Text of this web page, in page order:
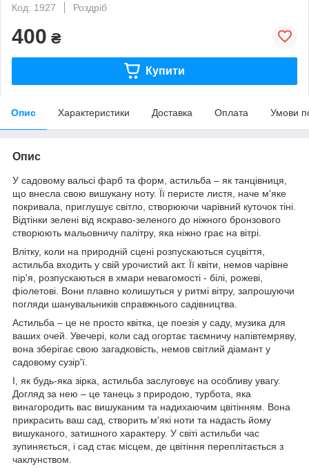
Код: 1927
Роздріб
400 ₴
Купити
Опис Характеристики Доставка Оплата Умови
Опис
У садовому вальсі фарб та форм, астильба – як танцівниця,
що внесла свою вишукану ноту. Її перисте листя, наче м'яке
покривала, приглушує світло, створюючи чарівний куточок тіні.
Відтінки зелені від яскраво-зеленого до ніжного бронзового
створюють мальовничу палітру, яка ніжно грає на вітрі.
Влітку, коли на природній сцені розпускаються суцвіття,
астильба входить у свій урочистий акт. Її квіти, немов чарівне
пір'я, розпускаються в хмари невагомості - білі, рожеві,
фіолетові. Вони плавно колишуться у ритмі вітру, запрошуючи
погляди шанувальників справжнього садівництва.
Астильба – це не просто квітка, це поезія у саду, музика для
ваших очей. Увечері, коли сад огортає таємничу напівтемряву,
вона зберігає свою загадковість, немов світлий діамант у
садовому сузір'ї.
І, як будь-яка зірка, астильба заслуговує на особливу увагу.
Догляд за нею – це танець з природою, турбота, яка
винагородить вас вишуканим та надихаючим цвітінням. Вона
прикрасить ваш сад, створить м'які ноти та надасть йому
вишуканого, затишного характеру. У світі астильби час
зупиняється, і сад стає місцем, де цвітіння переплітається з
чаклунством.